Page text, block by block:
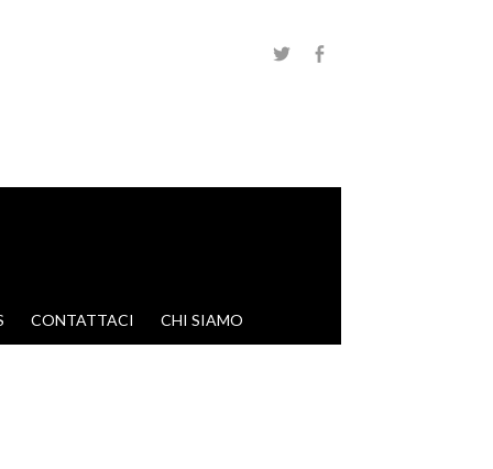
CONTATTACI CHI SIAMO